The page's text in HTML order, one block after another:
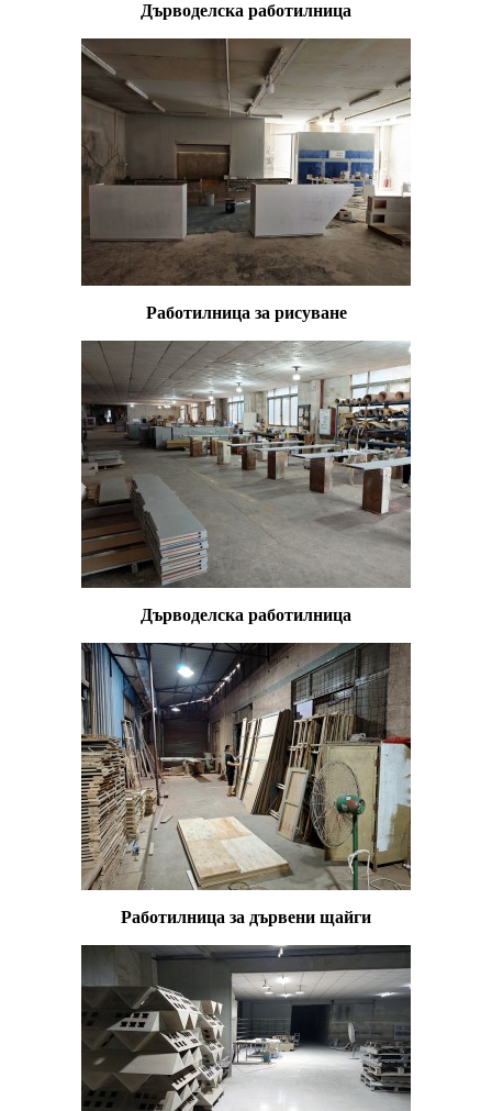
Дърводелска работилница
Работилница за рисуване
Дърводелска работилница
Работилница за дървени щайги